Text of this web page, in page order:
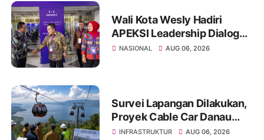
Wali Kota Wesly Hadiri
APEKSI Leadership Dialogue
2026, Perkuat Komitmen
NASIONAL AUG 06, 2026
Survei Lapangan Dilakukan,
Proyek Cable Car Danau
Toba Masih Terkendala
INFRASTRUKTUR AUG 06, 2026